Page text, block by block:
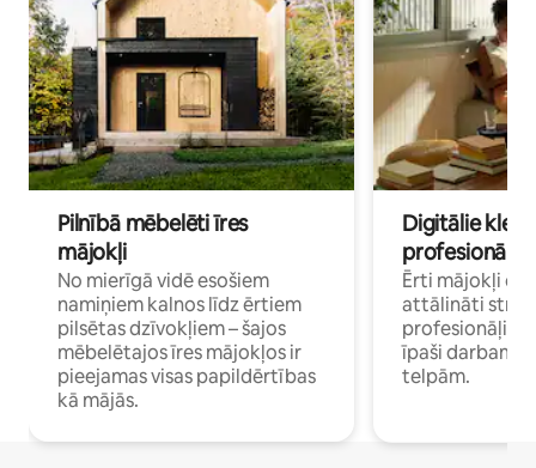
Pilnībā mēbelēti īres
mājokļi
No mierīgā vidē esošiem
namiņiem kalnos līdz ērtiem
pilsētas dzīvokļiem – šajos
mēbelētajos īres mājokļos ir
pieejamas visas papildērtības
kā mājās.
Digitālie
profesionāļi
Ērti mājokļi
attālināti
īpaši darbam
telpām.